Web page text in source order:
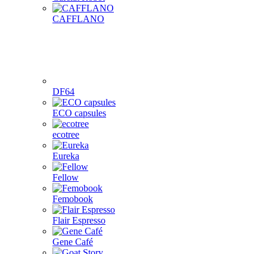
CAFFLANO
DF64
ECO capsules
ecotree
Eureka
Fellow
Femobook
Flair Espresso
Gene Café